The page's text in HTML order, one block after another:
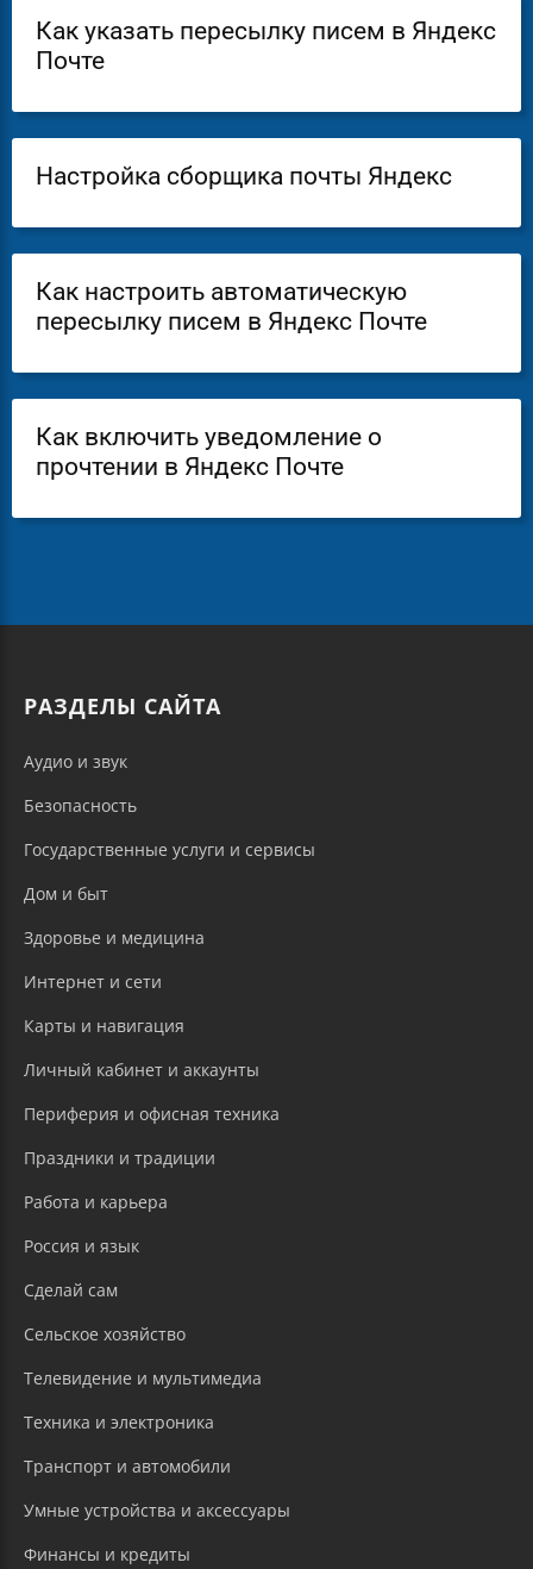
Как указать пересылку писем в Яндекс
Почте
Настройка сборщика почты Яндекс
Как настроить автоматическую
пересылку писем в Яндекс Почте
Как включить уведомление о
прочтении в Яндекс Почте
РАЗДЕЛЫ САЙТА
Аудио и звук
Безопасность
Государственные услуги и сервисы
Дом и быт
Здоровье и медицина
Интернет и сети
Карты и навигация
Личный кабинет и аккаунты
Периферия и офисная техника
Праздники и традиции
Работа и карьера
Россия и язык
Сделай сам
Сельское хозяйство
Телевидение и мультимедиа
Техника и электроника
Транспорт и автомобили
Умные устройства и аксессуары
Финансы и кредиты